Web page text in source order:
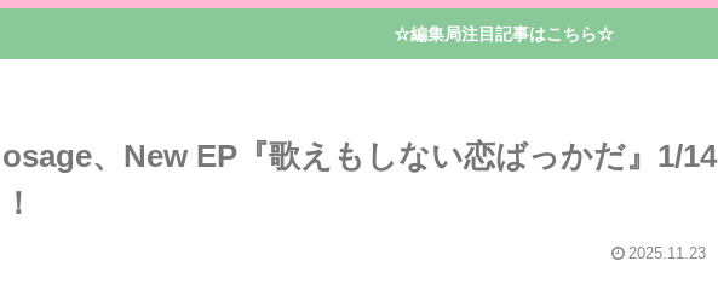
☆編集局注目記事はこちら☆
osage、New EP『歌えもしない恋ばっかだ』1/14
2025.11.23